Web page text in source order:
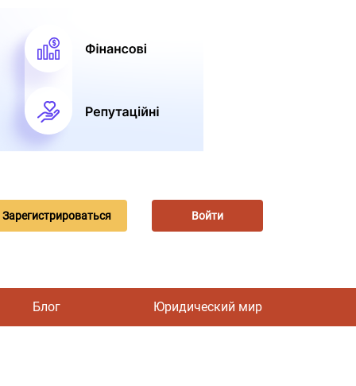
Зарегистрироваться Войти
Блог Юридический мир